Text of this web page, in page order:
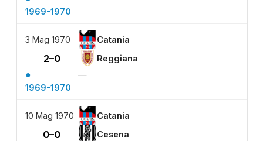
1969-1970
3 Mag 1970 Catania
2–0 Reggiana
●
—
1969-1970
10 Mag 1970 Catania
0–0 Cesena